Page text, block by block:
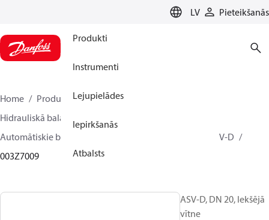
LV Pieteikšanās
Produkti
Instrumenti
Lejupielādes
Iepirkšanās
Atbalsts
Home Produkti
Climate Solutions apkurei
Hidrauliskā balansēšana un kontrole
Automātiskie balansēšanas vārsti
ASV-D
003Z7009
ASV-D, DN 20, Iekšējā
vītne